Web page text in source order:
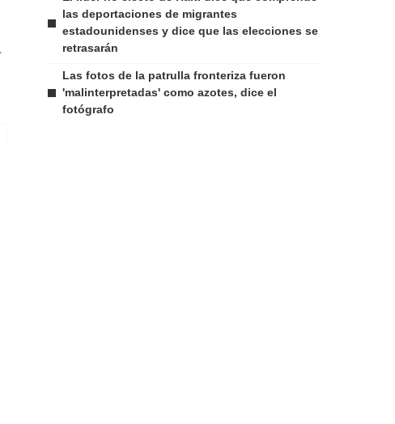
las deportaciones de migrantes
estadounidenses y dice que las elecciones se
retrasarán
Las fotos de la patrulla fronteriza fueron
'malinterpretadas' como azotes, dice el
fotógrafo